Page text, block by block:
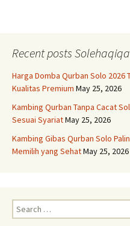
Recent posts
Harga Domba Qurban Solo 2026
Kualitas Premium May 25, 2026
Kambing Qurban Tanpa Cacat
Sesuai SyariatMay 25, 2026
Kambing Gibas Qurban Solo
Memilih yang SehatMay 25, 2026
Search
for: